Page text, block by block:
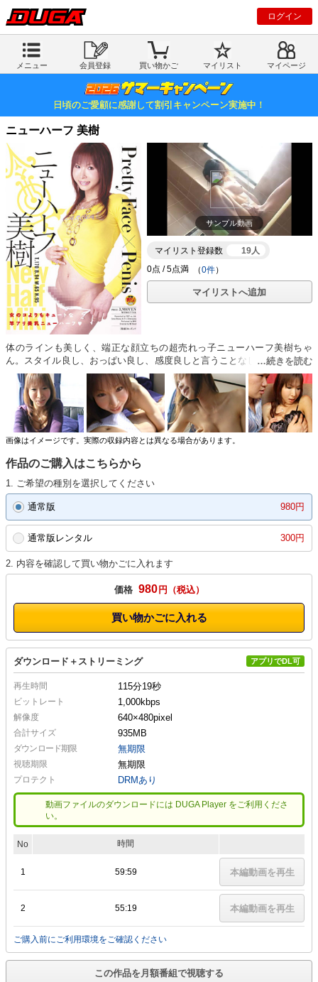
ログイン
メニュー 会員登録 買い物かご マイリスト マイページ
日頃のご愛顧に感謝して割引キャンペーン実施中！
ニューハーフ 美樹
サンプル動画
マイリスト登録数
19人
（0件）
マイリストへ追加
体のラインも美しく、端正な顔立ちの超売れっ子ニューハーフ美樹ちゃ
ん。スタイル良し、おっぱい良し、感度良しと言うことなし！撮影前のハ
メ撮りでアナルを突き上げられよがり狂う！粗相をしたバイト君にニュー
ハーフ妻が強烈ピストンで中出し。スタッフを押さえつけてのフェラチ
オ！？若い男を誘惑し逆○○○！！ハメてハメられてエロ度たっぷり、しか
もめちゃカワイイニューハーフ美樹ちゃんを心ゆくまでお楽しみくださ
い！！
画像はイメージです。実際の収録内容とは異なる場合があります。
作品のご購入はこちらから
1. ご希望の種別を選択してください
通常版 980円
通常版レンタル 300円
2. 内容を確認して買い物かごに入れます
価格 980 円
買い物かごに入れる
ダウンロード＋ストリーミング アプリでDL可
再生時間 115分19秒
ビットレート 1,000kbps
解像度 640×480pixel
合計サイズ 935MB
ダウンロード期限 無期限
視聴期限 無期限
プロテクト DRMあり
動画ファイルのダウンロードには DUGA Player をご利用くださ
い。
No 時間
1 59:59 本編動画を再生
2 55:19 本編動画を再生
ご購入前にご利用環境をご確認ください
この作品を月額番組で視聴する